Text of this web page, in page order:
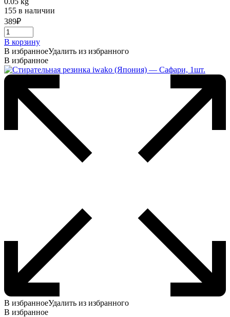
155 в наличии
389₽
В корзину
В избранноеУдалить из избранного
В избранное
В избранноеУдалить из избранного
В избранное